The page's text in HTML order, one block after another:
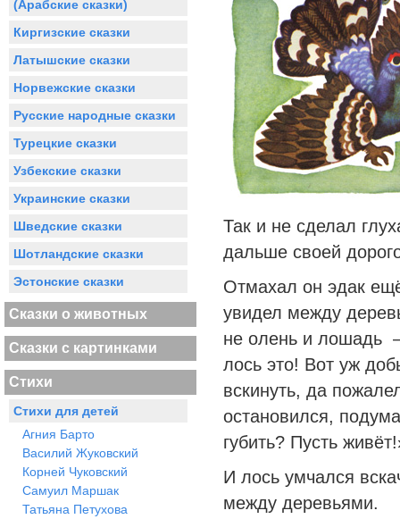
(Арабские сказки)
Киргизские сказки
Латышские сказки
Норвежские сказки
Русские народные сказки
Турецкие сказки
Узбекские сказки
Украинские сказки
Шведские сказки
Шотландские сказки
Эстонские сказки
Сказки о животных
Сказки с картинками
Стихи
Стихи для детей
Агния Барто
Василий Жуковский
Корней Чуковский
Самуил Маршак
Татьяна Петухова
Так и не сделал
дальше своей
Отмахал он эдак
увидел между
не олень и лошадь
лось это! Вот уж
вскинуть, да
остановился,
губить? Пусть
И лось умчался
между деревьями.